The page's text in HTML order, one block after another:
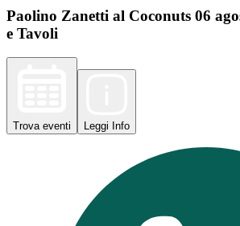
Paolino Zanetti al Coconuts 06
e Tavoli
Trova eventi Leggi Info